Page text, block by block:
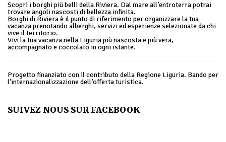
Scopri i borghi più belli della Riviera. Dal mare all’entroterra potrai
trovare angoli nascosti di bellezza infinita.
Borghi di Riviera è il punto di riferimento per organizzare la tua
vacanza prenotando alberghi, servizi ed esperienze selezionate da chi
vive il territorio.
Vivi la tua vacanza nella Liguria più nascosta e più vera,
accompagnato e coccolato in ogni istante.
Progetto finanziato con il contributo della Regione Liguria. Bando per
l’internazionalizzazione dell’offerta turistica.
SUIVEZ NOUS SUR FACEBOOK